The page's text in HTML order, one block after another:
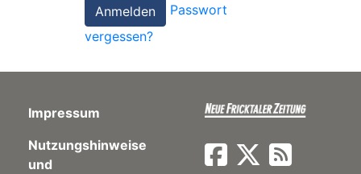
Paper
App
Passwort
vergessen?
Impressum
Nutzungshinweise
und